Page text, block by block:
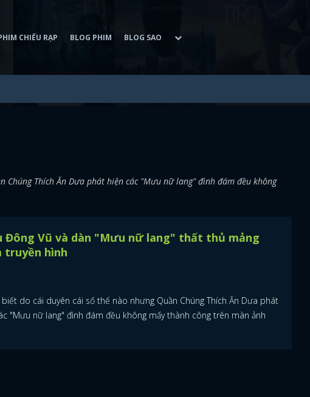
CHIẾU RẠP BLOG PHIM BLOG SAO
Chúng Thích Ăn Dưa phát hiện các "Mưu nữ lang" đình đám đều không
Đông Vũ và dàn "Mưu nữ lang" thất thủ mảng
truyền hình
biết do cái duyên cái số thế nào nhưng Quần Chúng Thích Ăn Dưa phát
"Mưu nữ lang" đình đám đều không mấy thành công trên màn ảnh